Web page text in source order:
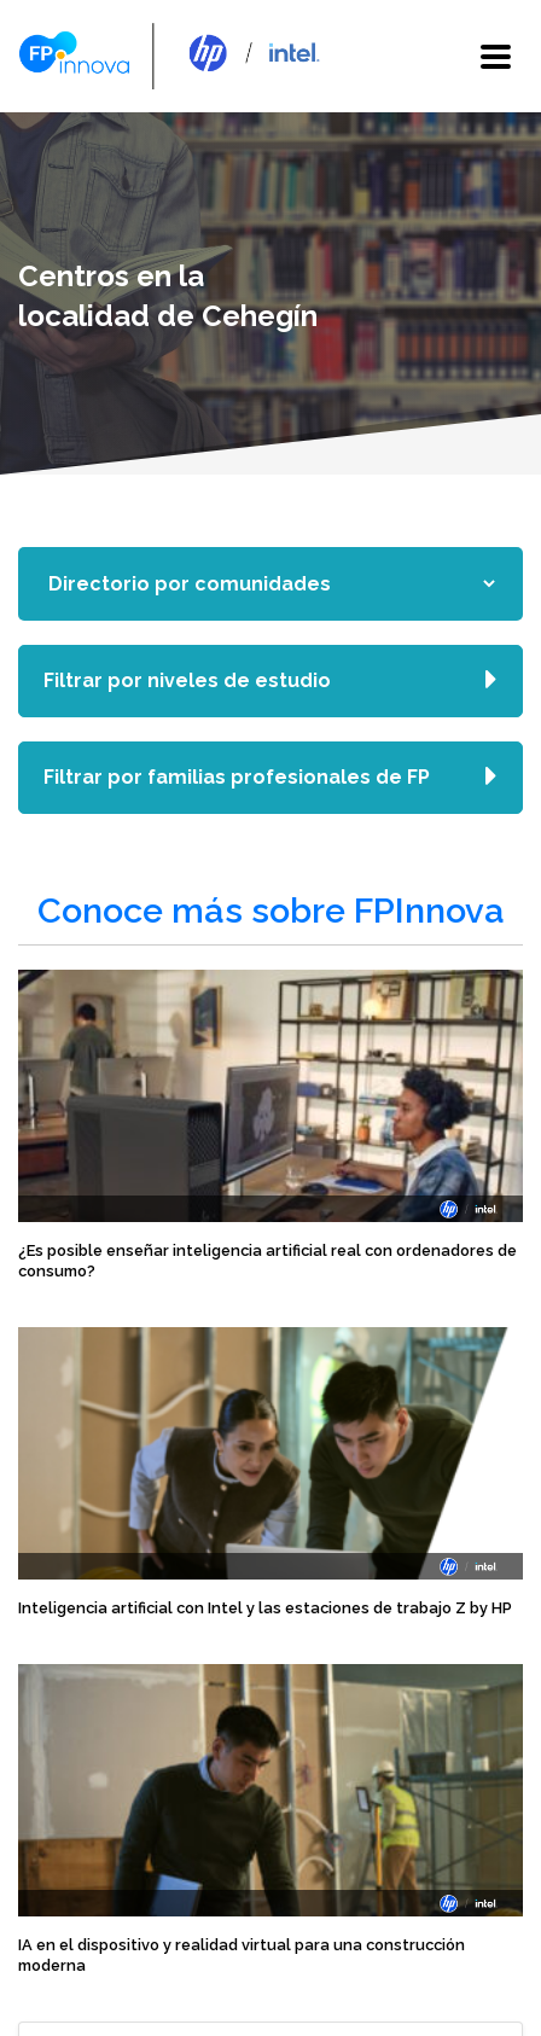
Centros en la
localidad de Cehegín
Conoce más sobre FPInnova
¿Es posible enseñar inteligencia artificial real con ordenadores de
consumo?
Inteligencia artificial con Intel y las estaciones de trabajo Z by HP
IA en el dispositivo y realidad virtual para una construcción
moderna
Filtrar por niveles de estudio
Filtrar por familias profesionales de FP